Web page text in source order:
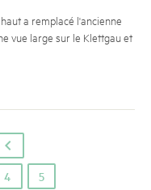
a remplacé l'ancienne
vue large sur le Klettgau et
o
4 5